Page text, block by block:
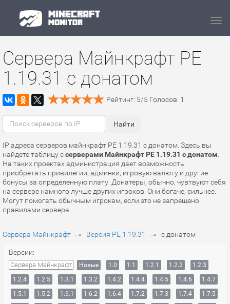
Сервера Майнкрафт PE
1.19.31 с донатом
Рейтинг: 5/5 Голосов: 1
IP адреса серверов майнкрафт PE 1.19.31 с донатом. Здесь вы
найдете таблицу ссерверами Майнкрафт PE 1.19.31 с донатом
На таких проектах администрация дает возможность
приобретать привилегии, админки, игровую валюту и другие
бонусы за определенную плату. Донатеры, обычно, чувтвуют себя
на сервере намного лучше других игроков. Они богаче, сильнее.
Могут помогать обычным игрокам, если это не запрещено
правилами сервера.
Сервера Майнкрафт → Версия PE 1.19.31 → с донатом
Версии:
Сервера Майнкрафт Новые 1.0 1.1 1.2.1 1.2.2
1.2.3
1.2.4
1.2.5 1.3.1 1.3.2 1.4.2 1.4.4 1.4.5 1.4.6
1.4.7
1.5.1
1.5.2 1.6.1 1.6.2 1.6.4 1.7.2 1.7.3 1.7.4
1.7.5